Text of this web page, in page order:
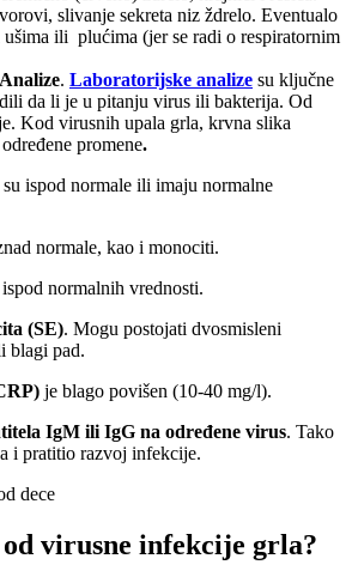
slivanje sekreta niz ždrelo. Eventualo
ušima ili plućima (jer se radi o respiratornim
. Laboratorijske analize su ključne
da li je u pitanju virus ili bakterija. Od
Kod virusnih upala grla, krvna slika
promene.
ispod normale ili imaju normalne
normale, kao i monociti.
normalnih vrednosti.
(SE). Mogu postojati dvosmisleni
blagi pad.
je blago povišen (10-40 mg/l).
IgM ili IgG na određene virus. Tako
i pratitio razvoj infekcije.
virusne infekcije grla?